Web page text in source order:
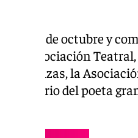
26 de octubre y
la Asociación
y Danzas, la
poemario del poeta